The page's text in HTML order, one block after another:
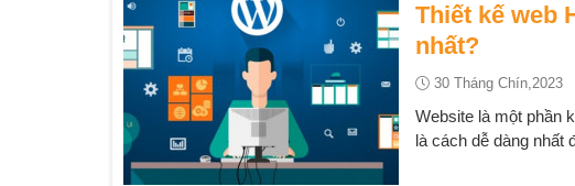
Thiết kế web
nhất?
30 Tháng Chín,2023
Website là một phần
là cách dễ dàng nhất